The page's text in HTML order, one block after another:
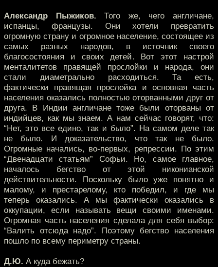
Александр Пыжиков. Того же, чего англичане,
испанцы, французы. Они хотели превратить
огромную страну и огромное население, состоящее из
самых разных народов, в источник своего
благосостояния и своих детей. Вот этот настрой
менталитетов правящей прослойки и народа, они
стали диаметрально расходиться. Та есть,
фактически правящая прослойка и основная часть
населения оказались полностью оторванными друг от
друга. В Индии англичане тоже были оторваны от
индийцев, как мы знаем. А нам сейчас говорят, что:
“Нет, это все едино, так и было”. На самом деле так
не было. И доказательство, что так не было.
Огромные начались, во-первых, репрессии. По этим
“Двенадцати статьям” Софьи. Но, самое главное,
началось бегство от этой никонианской
действительности. Поскольку было уже понятно и
малому, и престарелому, кто победил, и где мы
теперь оказались. А мы фактически оказались в
оккупации, если называть вещи своими именами.
Огромная часть населения сделала для себя выбор:
“Валить отсюда надо”. Поэтому бегство населения
пошло по всему периметру страны.
Д.Ю. А куда бежать?